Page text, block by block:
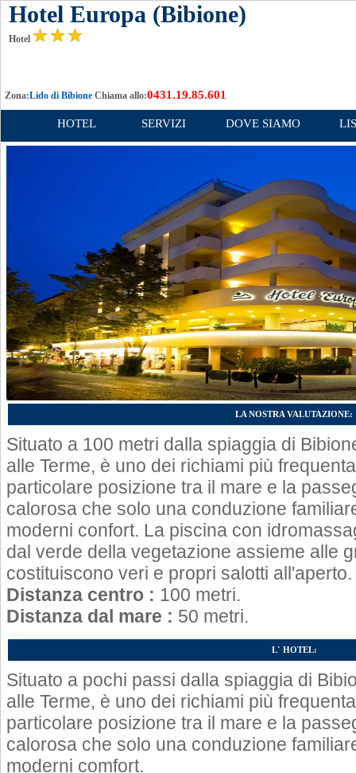
Hotel Europa (Bibione)
Hotel
Zona:Lido di Bibione Chiama allo:0431.19.85.601
HOTEL SERVIZI DOVE SIAMO
LA NOSTRA VALUTAZIONE:
Situato a 100 metri dalla spiaggia di
alle Terme, è uno dei richiami più
particolare posizione tra il mare e la
calorosa che solo una conduzione
moderni confort. La piscina con
dal verde della vegetazione assieme alle
costituiscono veri e propri salotti all'aperto.
Distanza centro : 100 metri.
Distanza dal mare : 50 metri.
L` HOTEL:
Situato a pochi passi dalla spiaggia di
alle Terme, è uno dei richiami più
particolare posizione tra il mare e la
calorosa che solo una conduzione
moderni comfort.